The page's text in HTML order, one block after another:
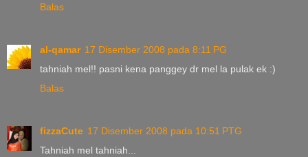
Balas
al-qamar 17 Disember 2008 pada 8:11 PG
tahniah mel!! pasni kena panggey dr mel la pulak ek :)
Balas
fizzaCute 17 Disember 2008 pada 10:51 PTG
Tahniah mel tahniah...